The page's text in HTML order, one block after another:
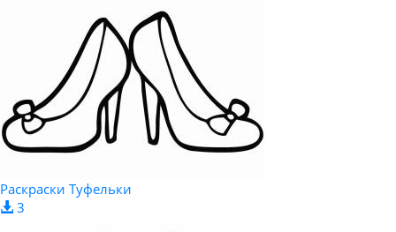
Раскраски Туфельки
3